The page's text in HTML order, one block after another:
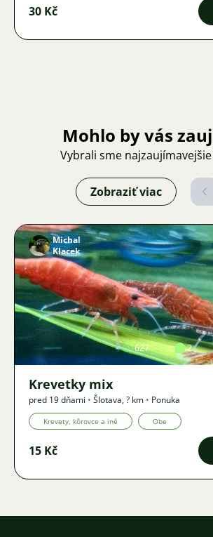
30 Kč
Mohlo by vás
Vybrali sme
Zobraziť viac
Obrázok
Michal
Klacek
627 2
Krevetky mix
pred 19 dňami • Šlotava,? km • Ponuka
Krevety, kôrovce a iné Obe
15 Kč